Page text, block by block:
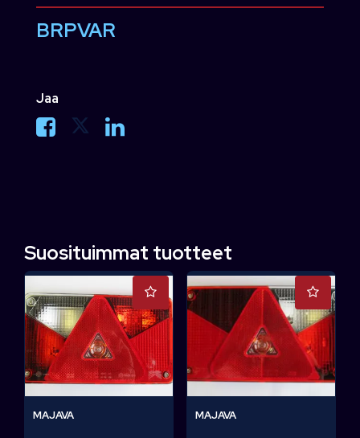
BRPVAR
Jaa
Suosituimmat tuotteet
MAJAVA MAJAVA